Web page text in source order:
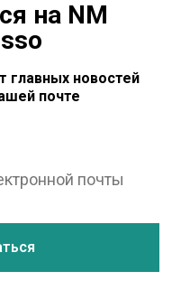
на NM
новостей
почте